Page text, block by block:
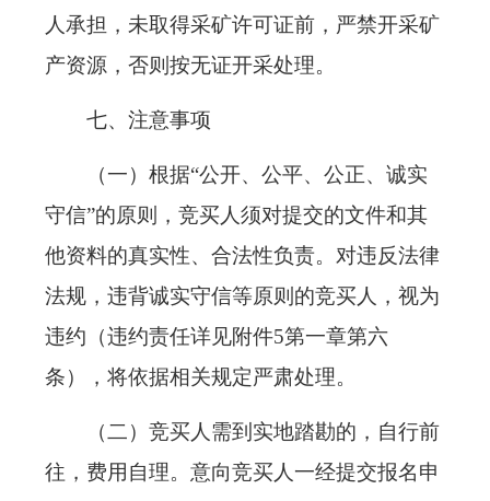
人承担，未取得采矿许可证前，严禁开采矿
产资源，否则按无证开采处理。
七、注意事项
（一）根据“公开、公平、公正、诚实
守信”的原则，竞买人须对提交的文件和其
他资料的真实性、合法性负责。对违反法律
法规，违背诚实守信等原则的竞买人，视为
违约（违约责任详见附件5第一章第六
条），将依据相关规定严肃处理。
（二）竞买人需到实地踏勘的，自行前
往，费用自理。意向竞买人一经提交报名申